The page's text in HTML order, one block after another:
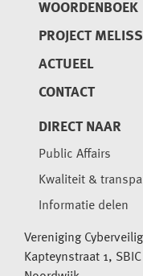
WOORDENBOEK
PROJECT
ACTUEEL
CONTACT
DIRECT NAAR
Public Affairs
Kwaliteit &
Informatie delen
Vereniging
Kapteynstraat 1,